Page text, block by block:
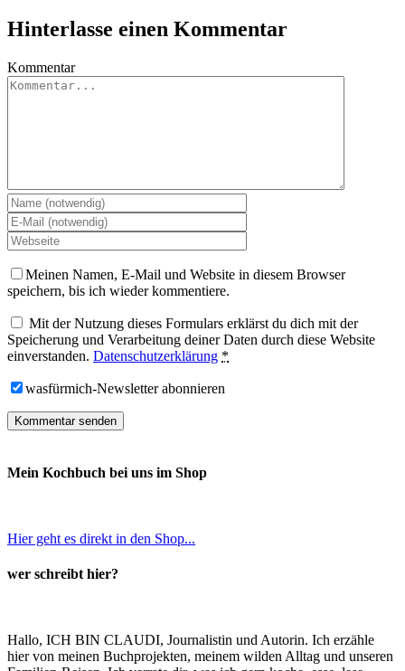
Hinterlasse einen Kommentar
Kommentar
Meinen Namen, E-Mail und Website in diesem Browser
speichern, bis ich wieder kommentiere.
Mit der Nutzung dieses Formulars erklärst du dich mit der
Speicherung und Verarbeitung deiner Daten durch diese Website
einverstanden. Datenschutzerklärung *
wasfürmich-Newsletter abonnieren
Mein Kochbuch bei uns im Shop
Hier geht es direkt in den Shop...
wer schreibt hier?
Hallo, ICH BIN CLAUDI, Journalistin und Autorin. Ich erzähle
hier von meinen Buchprojekten, meinem wilden Alltag und unseren